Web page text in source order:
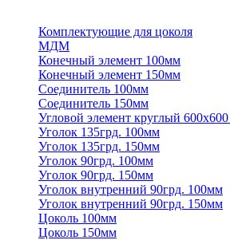
Комплектующие для цоколя
МДМ
Конечный элемент 100мм
Конечный элемент 150мм
Соединитель 100мм
Соединитель 150мм
Угловой элемент круглый
Уголок 135грд. 100мм
Уголок 135грд. 150мм
Уголок 90грд. 100мм
Уголок 90грд. 150мм
Уголок внутренний 90грд. 100мм
Уголок внутренний 90грд. 150мм
Цоколь 100мм
Цоколь 150мм